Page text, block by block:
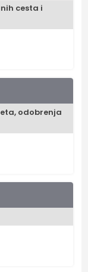
cesta i
odobrenja